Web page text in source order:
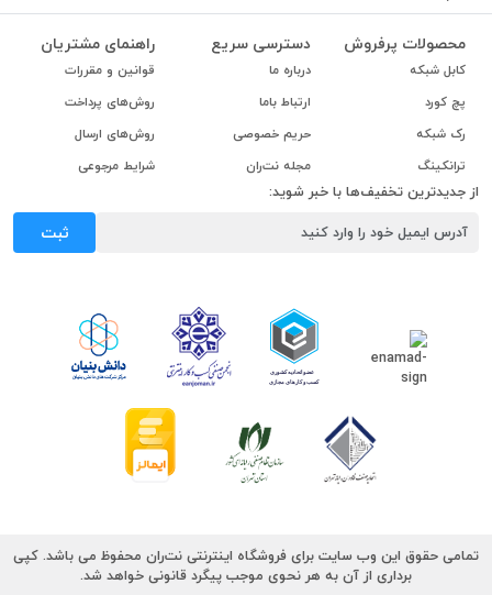
محصولات پرفروش
کابل شبکه
پچ کورد
رک شبکه
ترانکینگ
دسترسی سریع
درباره ما
ارتباط باما
حریم خصوصی
مجله نت‌ران
راهنمای مشتریان
قوانین و مقررات
روش‌های پرداخت
روش‌های ارسال
شرایط مرجوعی
از جدیدترین تخفیف‌ها با خبر شوید:
ثبت
تمامی حقوق این وب سایت برای فروشگاه اینترنتی نت‌ران محفوظ می باشد. کپی
برداری از آن به هر نحوی موجب پیگرد قانونی خواهد شد.